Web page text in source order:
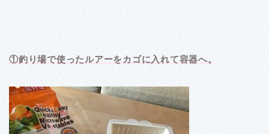
①釣り場で使ったルアーをカゴに入れて容器へ。